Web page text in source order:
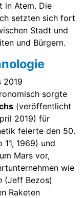
in Atem. Die
setzten sich fort
Stadt und
und Bürgern.
2019
sorgte
(veröffentlicht
2019) für
feierte den 50.
1969) und
Mars vor,
wie
(Jeff Bezos)
Raketen